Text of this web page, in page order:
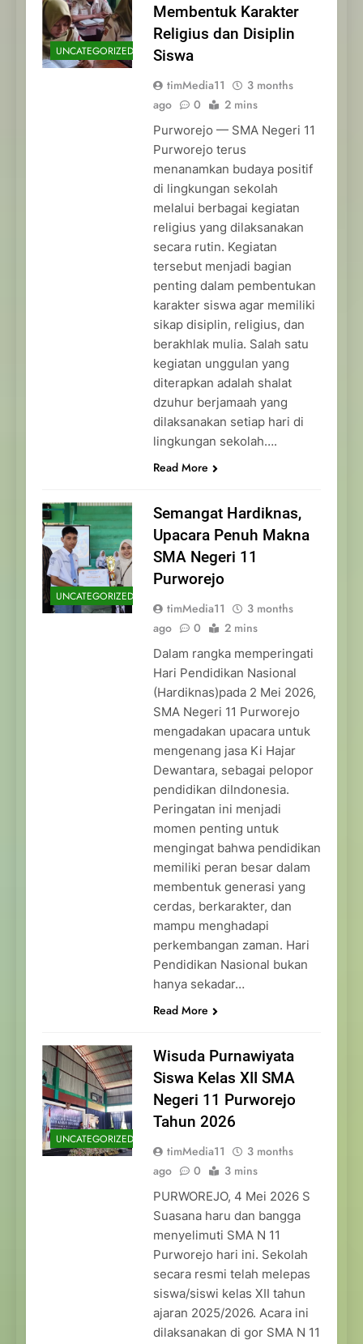
UNCATEGORIZED
Membentuk Karakter
Religius dan Disiplin
Siswa
timMedia11
3 months
ago
0 2 mins
Purworejo — SMA Negeri 11
Purworejo terus
menanamkan budaya positif
di lingkungan sekolah
melalui berbagai kegiatan
religius yang dilaksanakan
secara rutin. Kegiatan
tersebut menjadi bagian
penting dalam pembentukan
karakter siswa agar memiliki
sikap disiplin, religius, dan
berakhlak mulia. Salah satu
kegiatan unggulan yang
diterapkan adalah shalat
dzuhur berjamaah yang
dilaksanakan setiap hari di
lingkungan sekolah….
Read More
UNCATEGORIZED
Semangat Hardiknas,
Upacara Penuh Makna
SMA Negeri 11
Purworejo
timMedia11
3 months
ago
0 2 mins
Dalam rangka memperingati
Hari Pendidikan Nasional
(Hardiknas)pada 2 Mei 2026,
SMA Negeri 11 Purworejo
mengadakan upacara untuk
mengenang jasa Ki Hajar
Dewantara, sebagai pelopor
pendidikan diIndonesia.
Peringatan ini menjadi
momen penting untuk
mengingat bahwa pendidikan
memiliki peran besar dalam
membentuk generasi yang
cerdas, berkarakter, dan
mampu menghadapi
perkembangan zaman. Hari
Pendidikan Nasional bukan
hanya sekadar…
Read More
UNCATEGORIZED
Wisuda Purnawiyata
Siswa Kelas XII SMA
Negeri 11 Purworejo
Tahun 2026
timMedia11
3 months
ago
0 3 mins
PURWOREJO, 4 Mei 2026 S
Suasana haru dan bangga
menyelimuti SMA N 11
Purworejo hari ini. Sekolah
secara resmi telah melepas
siswa/siswi kelas XII tahun
ajaran 2025/2026. Acara ini
dilaksanakan di gor SMA N 11